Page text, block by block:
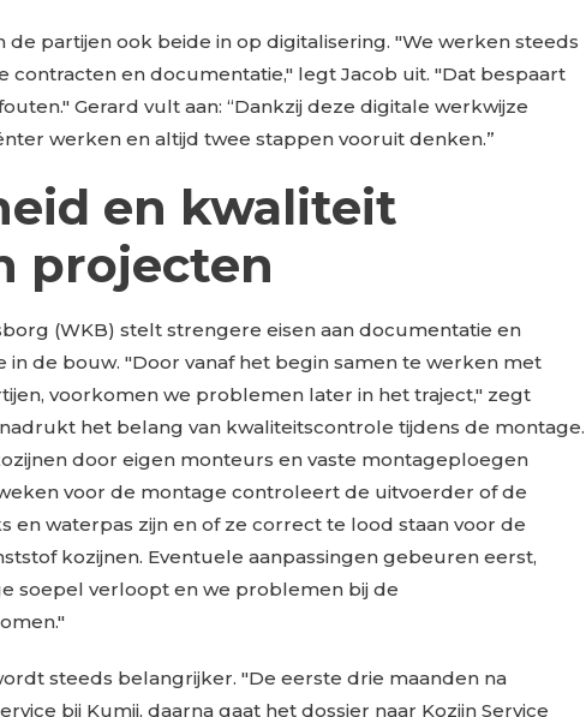
de partijen ook beide in op digitalisering. "We werken steeds
contracten en documentatie," legt Jacob uit. "Dat bespaart
Gerard vult aan: “Dankzij deze digitale werkwijze
werken en altijd twee stappen vooruit denken.”
en kwaliteit
projecten
(WKB) stelt strengere eisen aan documentatie en
in de bouw. "Door vanaf het begin samen te werken met
voorkomen we problemen later in het traject," zegt
het belang van kwaliteitscontrole tijdens de montage.
door eigen monteurs en vaste montageploegen
voor de montage controleert de uitvoerder of de
en waterpas zijn en of ze correct te lood staan voor de
kozijnen. Eventuele aanpassingen gebeuren eerst,
soepel verloopt en we problemen bij de
steeds belangrijker. "De eerste drie maanden na
bij Kumij, daarna gaat het dossier naar Kozijn Service